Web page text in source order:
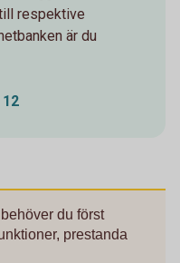
respektive
är du
du först
prestanda